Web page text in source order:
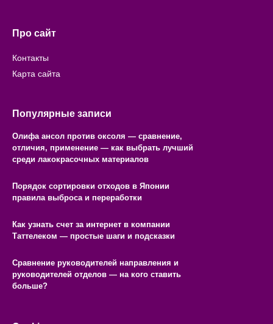
Про сайт
Контакты
Карта сайта
Популярные записи
Олифа ансол против оксоля — сравнение,
отличия, применение — как выбрать лучший
среди лакокрасочных материалов
Порядок сортировки отходов в Японии
правила выброса и переработки
Как узнать счет за интернет в компании
Таттелеком — простые шаги и подсказки
Сравнение руководителей направления и
руководителей отделов — на кого ставить
больше?